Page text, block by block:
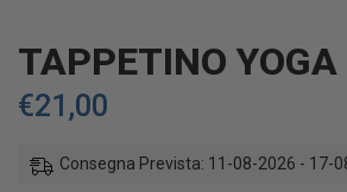
TAPPETINO YOGA
€21,00
Consegna Prevista: 11-08-2026 - 17-